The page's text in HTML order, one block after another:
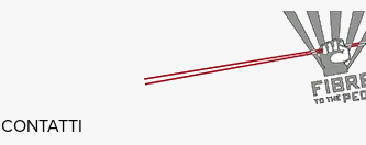
CONTATTI